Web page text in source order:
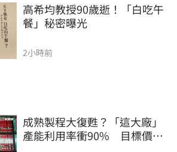
高希均教授90歲逝！「白吃午
餐」秘密曝光
2小時前
成熟製程大復甦？「這大廠」
產能利用率衝90% 目標價上